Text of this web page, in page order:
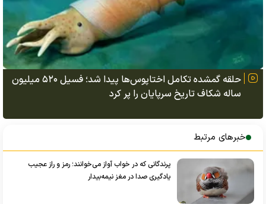
حلقه گمشده تکامل اختاپوس‌ها پیدا شد؛ فسیل ۵۲۰ میلیون
ساله شکاف تاریخ سرپایان را پر کرد
خبرهای مرتبط
پرندگانی که در خواب آواز می‌خوانند؛ رمز و راز عجیب
یادگیری صدا در مغز نیمه‌بیدار